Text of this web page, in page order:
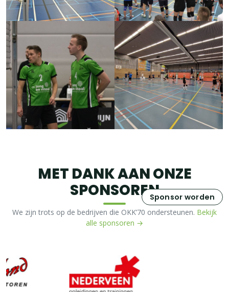
MET DANK AAN ONZE
SPONSOREN
We zijn trots op de bedrijven die OKK’70 ondersteunen. Bekijk
alle sponsoren →
Sponsor worden